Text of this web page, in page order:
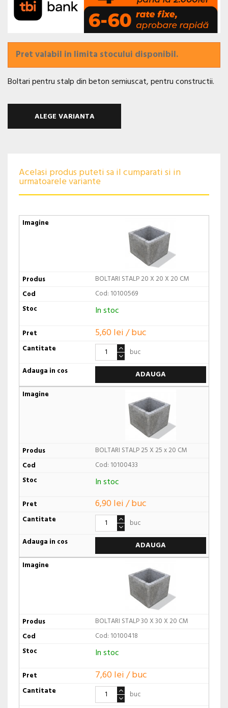
Pret valabil in limita stocului disponibil.
Boltari pentru stalp din beton semiuscat, pentru constructii.
ALEGE VARIANTA
Acelasi produs puteti sa il cumparati si in
urmatoarele variante
BOLTARI STALP 20 X 20 X 20 CM
Cod: 10100569
In stoc
5,60 lei / buc
buc
ADAUGA
BOLTARI STALP 25 X 25 x 20 CM
Cod: 10100433
In stoc
6,90 lei / buc
buc
ADAUGA
BOLTARI STALP 30 X 30 X 20 CM
Cod: 10100418
In stoc
7,60 lei / buc
buc